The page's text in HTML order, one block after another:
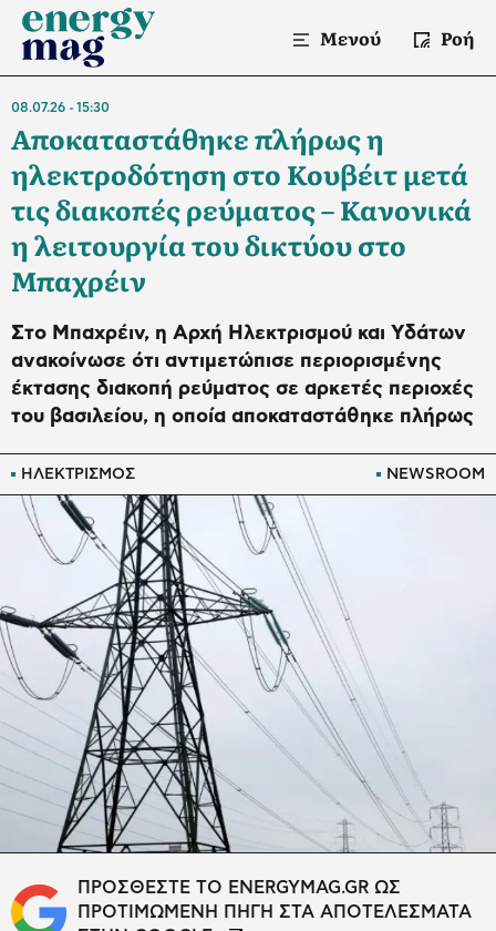
Μενού Ροή
ΗΛΕΚΤΡΙΣΜΟΣ NEWSROOM
08.07.26 15:30
Αποκαταστάθηκε πλήρως η
ηλεκτροδότηση στο Κουβέιτ μετά
τις διακοπές ρεύματος – Κανονικά
η λειτουργία του δικτύου στο
Μπαχρέιν
Στο Μπαχρέιν, η Αρχή Ηλεκτρισμού και Υδάτων
ανακοίνωσε ότι αντιμετώπισε περιορισμένης
έκτασης διακοπή ρεύματος σε αρκετές περιοχές
του βασιλείου, η οποία αποκαταστάθηκε πλήρως
ΠΡΟΣΘΕΣΤΕ ΤΟ ENERGYMAG.GR ΩΣ
ΠΡΟΤΙΜΩΜΕΝΗ ΠΗΓΗ ΣΤΑ ΑΠΟΤΕΛΕΣΜΑΤΑ